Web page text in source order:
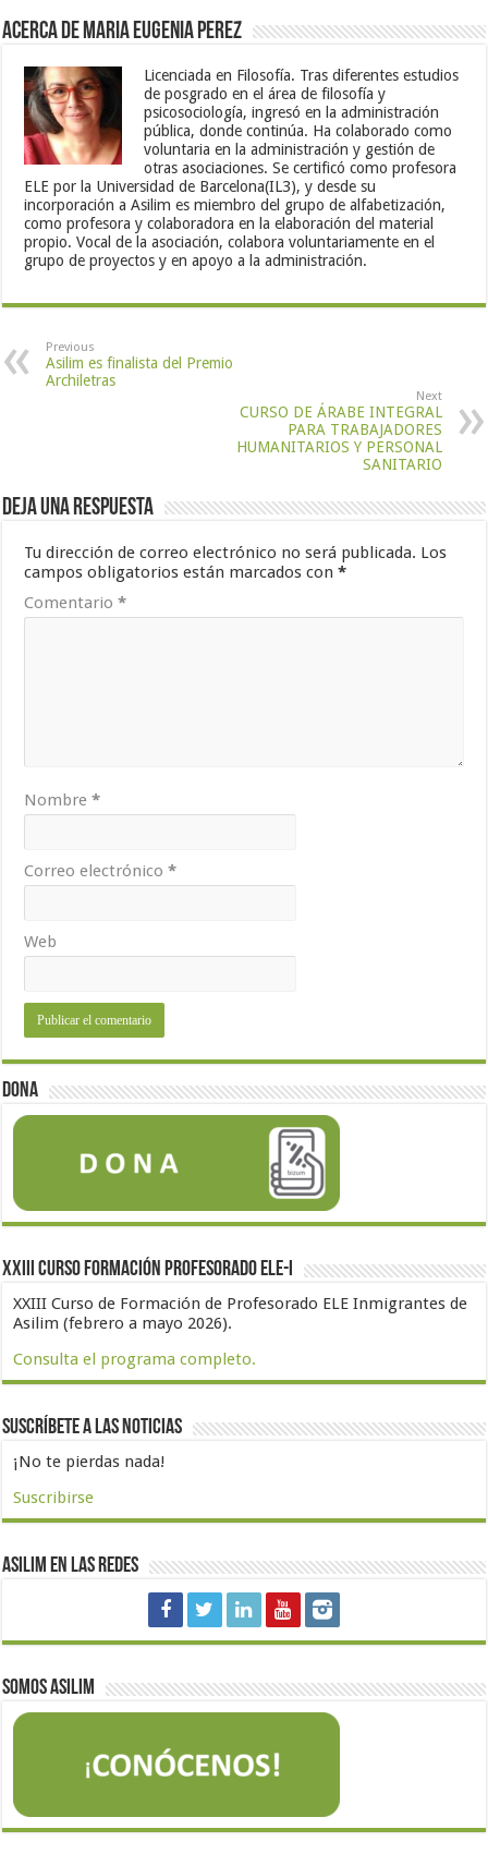
Acerca de Maria Eugenia Perez
Licenciada en Filosofía. Tras diferentes estudios
de posgrado en el área de filosofía y
psicosociología, ingresó en la administración
pública, donde continúa. Ha colaborado como
voluntaria en la administración y gestión de
otras asociaciones. Se certificó como profesora
ELE por la Universidad de Barcelona(IL3), y desde su
incorporación a Asilim es miembro del grupo de alfabetización,
como profesora y colaboradora en la elaboración del material
propio. Vocal de la asociación, colabora voluntariamente en el
grupo de proyectos y en apoyo a la administración.
Previous
Asilim es finalista del Premio
Archiletras
Next
CURSO DE ÁRABE INTEGRAL
PARA TRABAJADORES
HUMANITARIOS Y PERSONAL
SANITARIO
Deja una respuesta
Tu dirección de correo electrónico no será publicada. Los
campos obligatorios están marcados con*
Comentario*
Nombre*
Correo electrónico*
Web
Dona
XXIII Curso formación profesorado ELE-I
XXIII Curso de Formación de Profesorado ELE Inmigrantes de
Asilim (febrero a mayo 2026).
Consulta el programa completo.
Suscríbete a las noticias
¡No te pierdas nada!
Suscribirse
Asilim en las redes
Somos Asilim